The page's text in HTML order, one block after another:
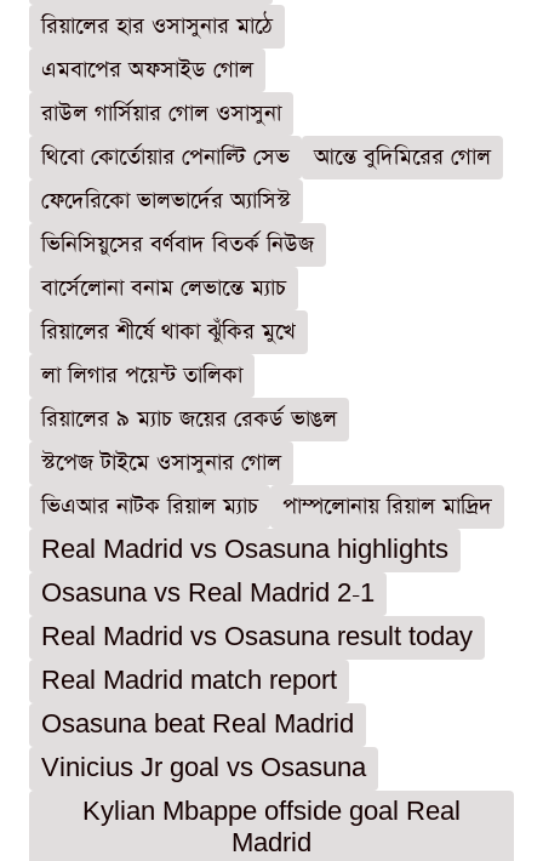
রিয়ালের হার ওসাসুনার মাঠে
এমবাপের অফসাইড গোল
রাউল গার্সিয়ার গোল ওসাসুনা
থিবো কোর্তোয়ার পেনাল্টি সেভ
আন্তে বুদিমিরের গোল
ফেদেরিকো ভালভার্দের অ্যাসিস্ট
ভিনিসিয়ুসের বর্ণবাদ বিতর্ক নিউজ
বার্সেলোনা বনাম লেভান্তে ম্যাচ
রিয়ালের শীর্ষে থাকা ঝুঁকির মুখে
লা লিগার পয়েন্ট তালিকা
রিয়ালের ৯ ম্যাচ জয়ের রেকর্ড ভাঙল
স্টপেজ টাইমে ওসাসুনার গোল
ভিএআর নাটক রিয়াল ম্যাচ
পাম্পলোনায় রিয়াল মাদ্রিদ
Real Madrid vs Osasuna highlights
Osasuna vs Real Madrid 2-1
Real Madrid vs Osasuna result today
Real Madrid match report
Osasuna beat Real Madrid
Vinicius Jr goal vs Osasuna
Kylian Mbappe offside goal Real
Madrid